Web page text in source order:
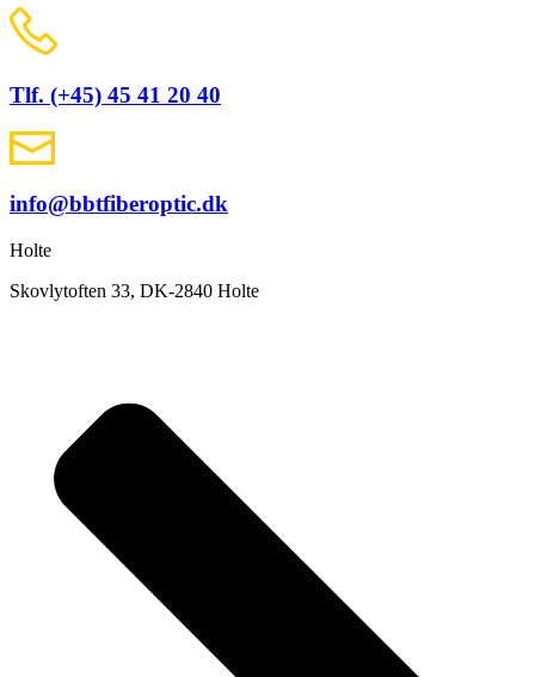
Tlf. (+45) 45 41 20 40
info@bbtfiberoptic.dk
Holte
Skovlytoften 33, DK-2840 Holte